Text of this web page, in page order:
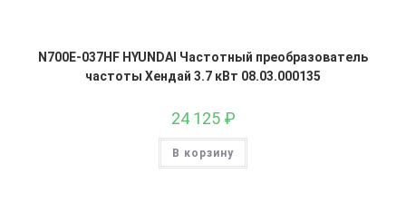
N700E-037HF HYUNDAI Частотный преобразователь
частоты Хендай 3.7 кВт 08.03.000135
24 125 ₽
В корзину